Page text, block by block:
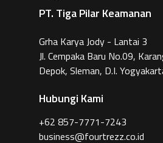
PT. Tiga Pilar Keamanan
Grha Karya Jody - Lantai 3
Jl. Cempaka Baru No.09,
Depok, Sleman, D.I.
Hubungi Kami
+62 857-7771-7243
business@fourtrezz.co.id